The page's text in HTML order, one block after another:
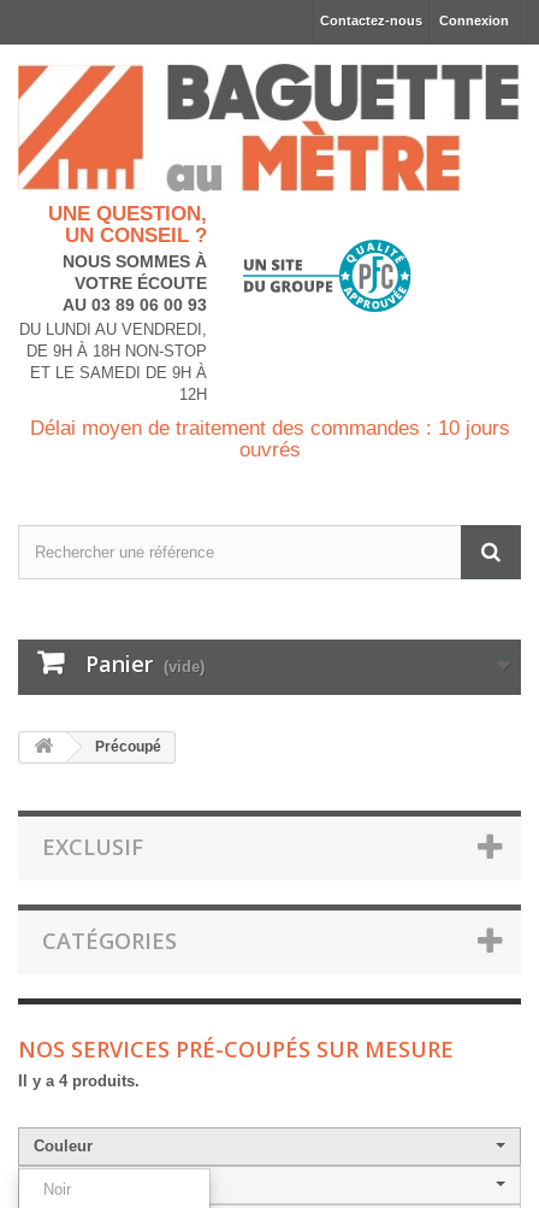
Connexion
Contactez-nous
UNE QUESTION,
UN CONSEIL ?
NOUS SOMMES À
VOTRE ÉCOUTE
AU 03 89 06 00 93
DU LUNDI AU VENDREDI,
DE 9H À 18H NON-STOP
ET LE SAMEDI DE 9H À
12H
Délai moyen de traitement des commandes : 10 jours
ouvrés
Panier (vide)
Précoupé
EXCLUSIF
CATÉGORIES
NOS SERVICES PRÉ-COUPÉS SUR MESURE
Il y a 4 produits.
Couleur
Noir
Largeur de baguette